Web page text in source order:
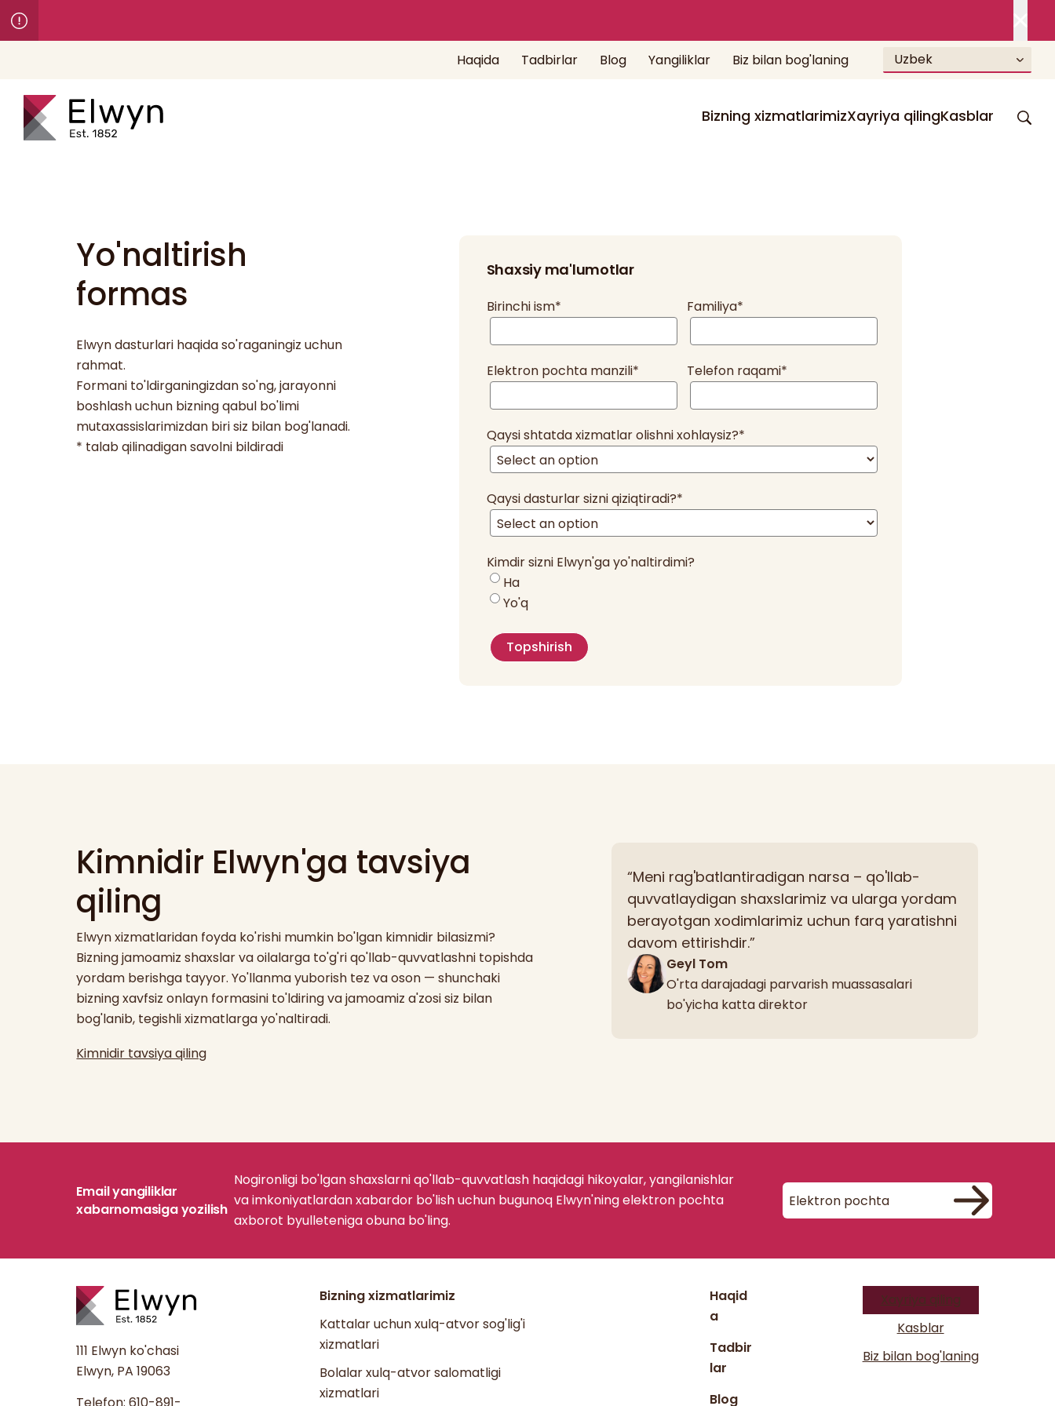
Haqida Tadbirlar Blog Yangiliklar Biz bilan bog'laning Uzbek
Bizning xizmatlarimizXayriya qilingKasblar
Yo'naltirish
formas
Elwyn dasturlari haqida so'raganingiz uchun
rahmat.
Formani to'ldirganingizdan so'ng, jarayonni
boshlash uchun bizning qabul bo'limi
mutaxassislarimizdan biri siz bilan bog'lanadi.
* talab qilinadigan savolni bildiradi
Shaxsiy ma'lumotlar
Birinchi ism* Familiya*
Elektron pochta manzili* Telefon raqami*
Qaysi shtatda xizmatlar olishni xohlaysiz?*
Qaysi dasturlar sizni qiziqtiradi?*
Kimdir sizni Elwyn'ga yo'naltirdimi?
Ha
Yo'q
Kimnidir Elwyn'ga tavsiya
qiling
Elwyn xizmatlaridan foyda ko'rishi mumkin bo'lgan kimnidir bilasizmi?
Bizning jamoamiz shaxslar va oilalarga to'g'ri qo'llab-quvvatlashni topishda
yordam berishga tayyor. Yo'llanma yuborish tez va oson — shunchaki
bizning xavfsiz onlayn formasini to'ldiring va jamoamiz a'zosi siz bilan
bog'lanib, tegishli xizmatlarga yo'naltiradi.
Kimnidir tavsiya qiling
“Meni rag'batlantiradigan narsa – qo'llab-
quvvatlaydigan shaxslarimiz va ularga yordam
berayotgan xodimlarimiz uchun farq yaratishni
davom ettirishdir.”
Geyl Tom
O'rta darajadagi parvarish muassasalari
bo'yicha katta direktor
Email yangiliklar
xabarnomasiga yozilish
Nogironligi bo'lgan shaxslarni qo'llab-quvvatlash haqidagi hikoyalar, yangilanishlar
va imkoniyatlardan xabardor bo'lish uchun bugunoq Elwyn'ning elektron pochta
axborot byulleteniga obuna bo'ling.
111 Elwyn ko'chasi
Elwyn, PA 19063
Bizning xizmatlarimiz
Kattalar uchun xulq-atvor sog'lig'i
xizmatlari
Bolalar xulq-atvor salomatligi
xizmatlari
Haqid
a
Tadbir
lar
Blog
Xayriya qiling
Kasblar
Biz bilan bog'laning